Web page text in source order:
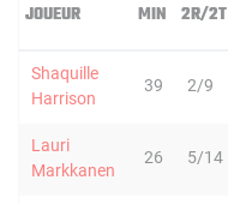
JOUEUR MIN 2R/2T
Shaquille
Harrison
39 2/9
Lauri
Markkanen
26 5/14